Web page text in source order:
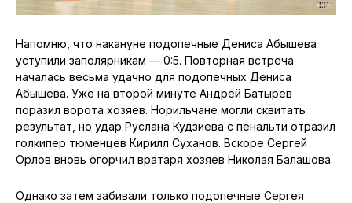
Напомню, что накануне подопечные Дениса Абышева
уступили заполярникам — 0:5. Повторная встреча
началась весьма удачно для подопечных Дениса
Абышева. Уже на второй минуте Андрей Батырев
поразил ворота хозяев. Норильчане могли сквитать
результат, но удар Руслана Кудзиева с пенальти отразил
голкипер тюменцев Кирилл Суханов. Вскоре Сергей
Орлов вновь огорчил вратаря хозяев Николая Балашова.
Однако затем забивали только подопечные Сергея